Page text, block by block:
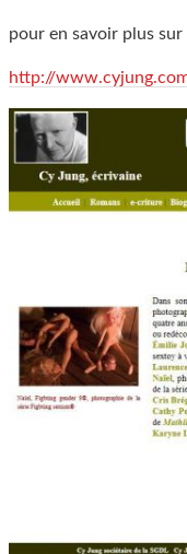
pour en savoir plus
http://